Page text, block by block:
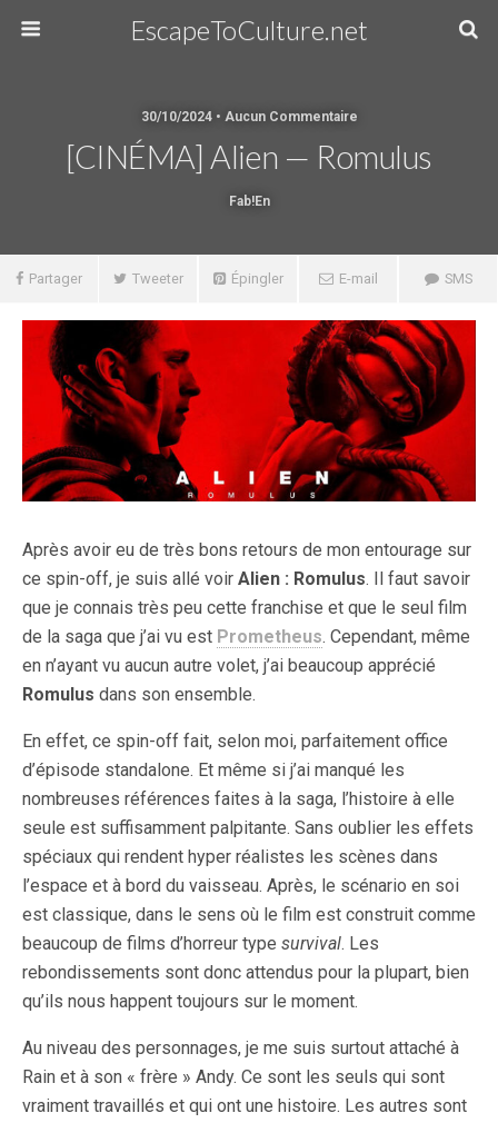
EscapeToCulture.net
30/10/2024 • Aucun Commentaire
[CINÉMA] Alien — Romulus
Fab!en
Partager Tweeter Épingler E-mail SMS
Après avoir eu de très bons retours de mon entourage sur
ce spin-off, je suis allé voir Alien : Romulus. Il faut savoir
que je connais très peu cette franchise et que le seul film
de la saga que j’ai vu est Prometheus. Cependant, même
en n’ayant vu aucun autre volet, j’ai beaucoup apprécié
Romulus dans son ensemble.
En effet, ce spin-off fait, selon moi, parfaitement office
d’épisode standalone. Et même si j’ai manqué les
nombreuses références faites à la saga, l’histoire à elle
seule est suffisamment palpitante. Sans oublier les effets
spéciaux qui rendent hyper réalistes les scènes dans
l’espace et à bord du vaisseau. Après, le scénario en soi
est classique, dans le sens où le film est construit comme
beaucoup de films d’horreur type survival. Les
rebondissements sont donc attendus pour la plupart, bien
qu’ils nous happent toujours sur le moment.
Au niveau des personnages, je me suis surtout attaché à
Rain et à son « frère » Andy. Ce sont les seuls qui sont
vraiment travaillés et qui ont une histoire. Les autres sont